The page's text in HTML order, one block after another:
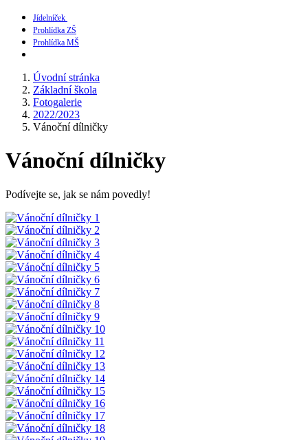
Jídelníček
Prohlídka ZŠ
Prohlídka MŠ
Úvodní stránka
Základní škola
Fotogalerie
2022/2023
Vánoční dílničky
Vánoční dílničky
Podívejte se, jak se nám povedly!